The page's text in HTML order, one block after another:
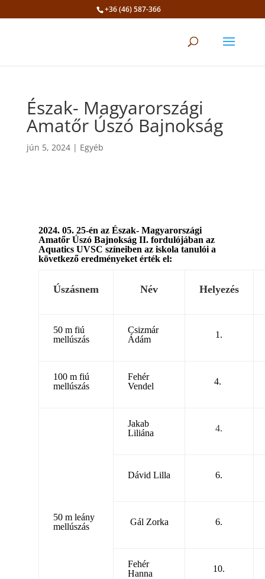
+36 (46) 587-366
Észak- Magyarországi
Amatőr Úszó Bajnokság
jún 5, 2024| Egyéb
2024. 05. 25-én az Észak- Magyarországi
Amatőr Úszó Bajnokság II. fordulójában az
Aquatics UVSC színeiben az iskola tanulói a
következő eredményeket érték el:
Úszásnem Név Helyezés
50 m fiú
mellúszás
Csizmár
Ádám
1.
100 m fiú
mellúszás
Fehér
Vendel
4.
50 m leány
mellúszás
Jakab
Liliána
4.
Dávid Lilla 6.
Gál Zorka 6.
Fehér
Hanna
10.